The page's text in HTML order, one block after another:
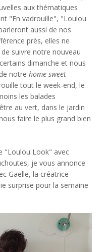
aux thématiques
"En vadrouille", "Loulou
aussi de nos
près, elles ne
suivre notre nouveau
dimanche et nous
notre home sweet
tout le week-end, le
les balades
au vert, dans le jardin
faire le plus grand bien
"Loulou Look" avec
je vous annonce
Gaëlle, la créatrice
surprise pour la semaine